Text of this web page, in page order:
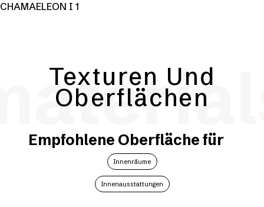
CHAMAELEON I 1
Texturen Und
Oberflächen
Empfohlene Oberfläche für
Innenräume
Innenausstattungen